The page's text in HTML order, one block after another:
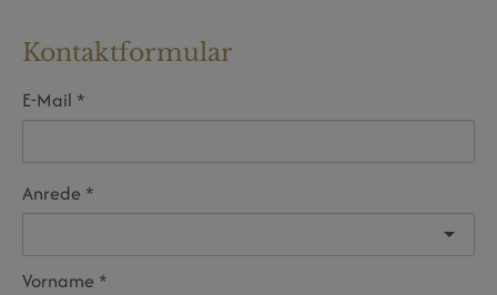
Kontaktformular
E-Mail
Anrede
Vorname